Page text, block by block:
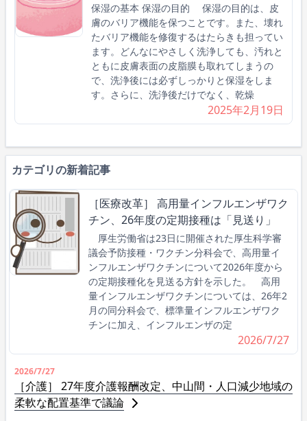
保湿の基本 保湿の目的 保湿の目的は、皮
膚のバリア機能を保つことです。また、壊れ
たバリア機能を修復するはたらきも担ってい
ます。どんなにやさしく洗浄しても、汚れと
ともに皮膚表面の皮脂膜も取れてしまうの
で、洗浄後には必ずしっかりと保湿をしま
す。さらに、洗浄後だけでなく、乾燥
2025年2月19日
カテゴリの新着記事
［医療改革］ 高用量インフルエンザワク
チン、26年度の定期接種は「見送り」
厚生労働省は23日に開催された厚生科学審
議会予防接種・ワクチン分科会で、高用量イ
ンフルエンザワクチンについて2026年度から
の定期接種化を見送る方針を示した。 高用
量インフルエンザワクチンについては、26年2
月の同分科会で、標準量インフルエンザワク
チンに加え、インフルエンザの定
2026/7/27
2026/7/27
［介護］ 27年度介護報酬改定、中山間・人口減少地域の
柔軟な配置基準で議論